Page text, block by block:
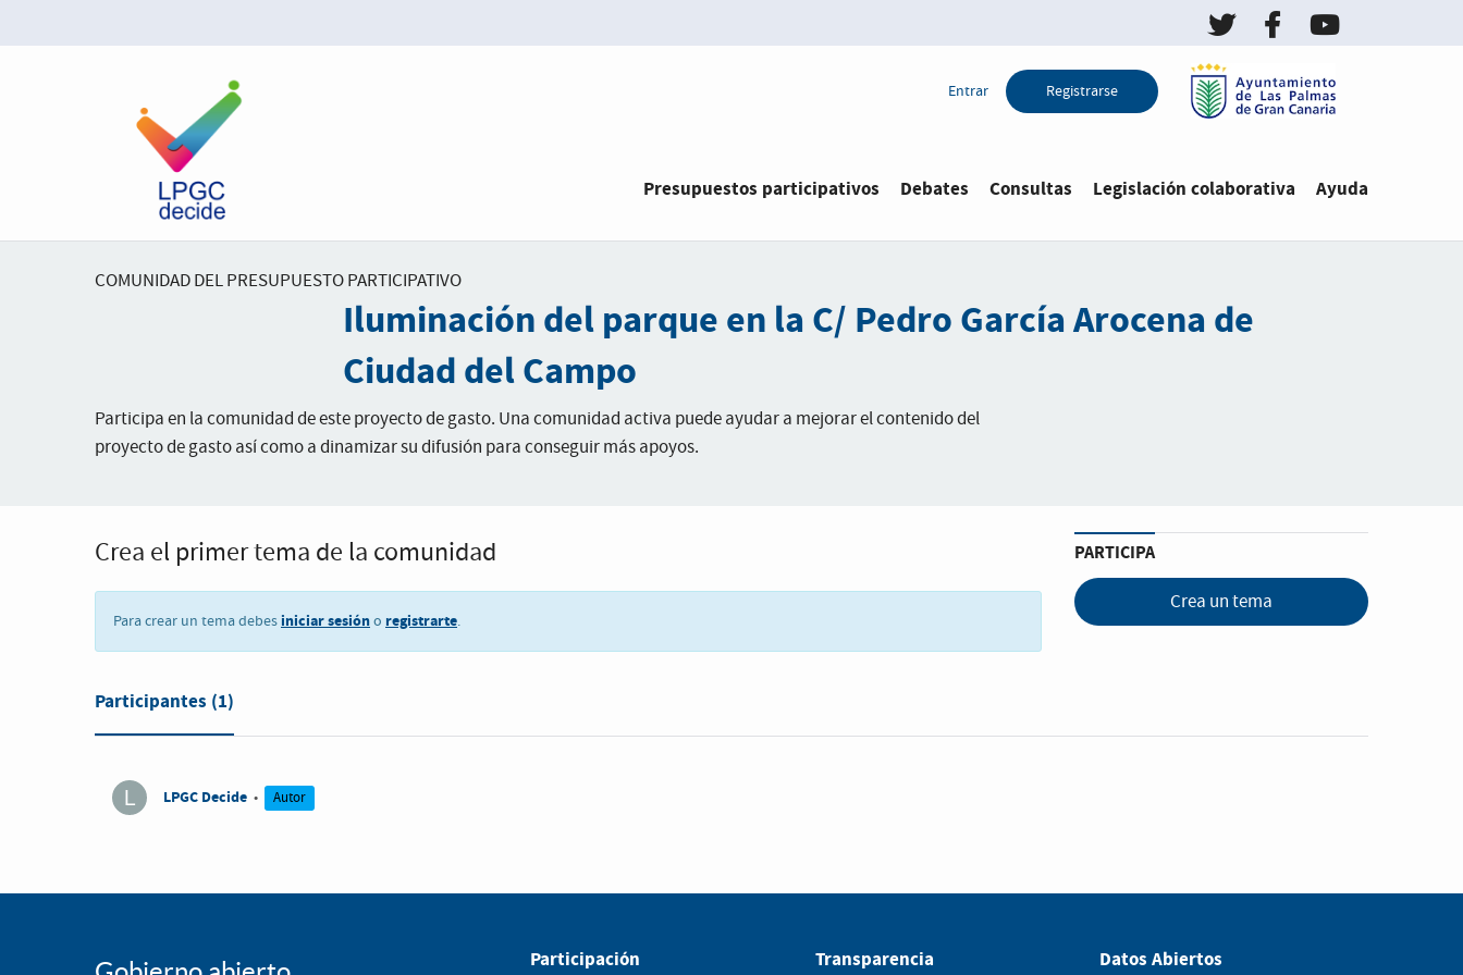
Twitter de LPGC Decide
Facebook de
YouTube de
Entrar Registrarse
Presupuestos participativos Debates Consultas Legislación colaborativa Ayuda
COMUNIDAD DEL PRESUPUESTO PARTICIPATIVO
Iluminación del parque en la C/ Pedro García Arocena de
Ciudad del Campo
Participa en la comunidad de este proyecto de gasto. Una comunidad activa puede ayudar a mejorar el contenido del
proyecto de gasto así como a dinamizar su difusión para conseguir más apoyos.
Crea el primer tema de la comunidad
Para crear un tema debes iniciar sesióno registrarte.
PARTICIPA
Crea un tema
Participantes (1)
LPGC Decide • Autor
Participación Transparencia Datos Abiertos